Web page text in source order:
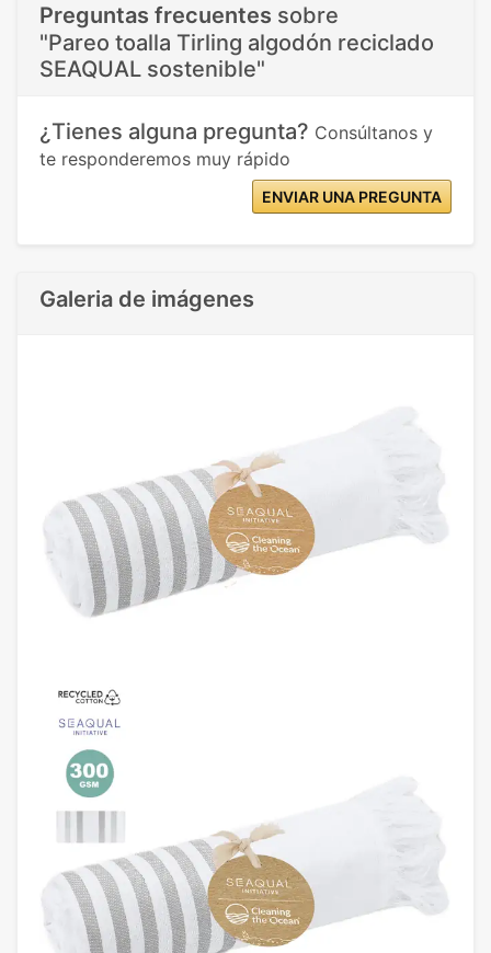
Preguntas frecuentes sobre
"Pareo toalla Tirling algodón reciclado
SEAQUAL sostenible"
¿Tienes alguna pregunta? Consúltanos y
te responderemos muy rápido
ENVIAR UNA PREGUNTA
Galeria de imágenes